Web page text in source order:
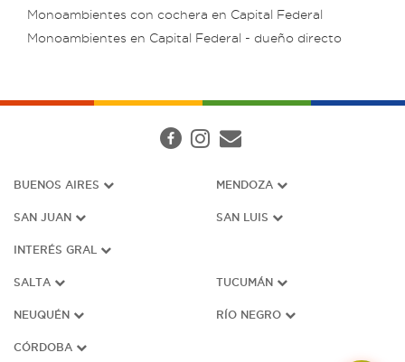
Monoambientes con cochera en Capital Federal
Monoambientes en Capital Federal - dueño directo
BUENOS AIRES MENDOZA
SAN JUAN SAN LUIS
INTERÉS GRAL
SALTA TUCUMÁN
NEUQUÉN RÍO NEGRO
CÓRDOBA